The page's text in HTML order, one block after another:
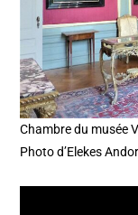
Chambre du musée
Photo d’Elekes